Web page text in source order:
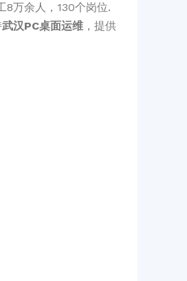
8万余人，130个岗位.
武汉PC桌面运维 ，提供